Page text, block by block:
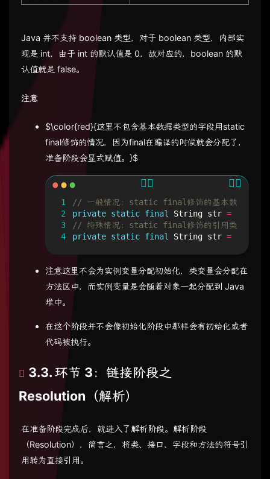
Java 并不支持 boolean 类型，对于 boolean 类型，内部实
现是 int，由于 int 的默认值是 0，故对应的，boolean 的默
认值就是 false。
注意
$\color{red}{这里不包含基本数据类型的字段用static
final修饰的情况，因为final在编译的时候就会分配了，
准备阶段会显式赋值。}$
1
2
3
4
// 一般情况：static final修饰的基本数据类型、
private static final String str =
// 特殊情况：static final修饰的引用类型不会在
private static final String str =
注意这里不会为实例变量分配初始化，类变量会分配在
方法区中，而实例变量是会随着对象一起分配到 Java
堆中。
在这个阶段并不会像初始化阶段中那样会有初始化或者
代码被执行。
3.3. 环节 3：链接阶段之
Resolution（解析）
在准备阶段完成后，就进入了解析阶段。解析阶段
（Resolution），简言之，将类、接口、字段和方法的符号引
用转为直接引用。